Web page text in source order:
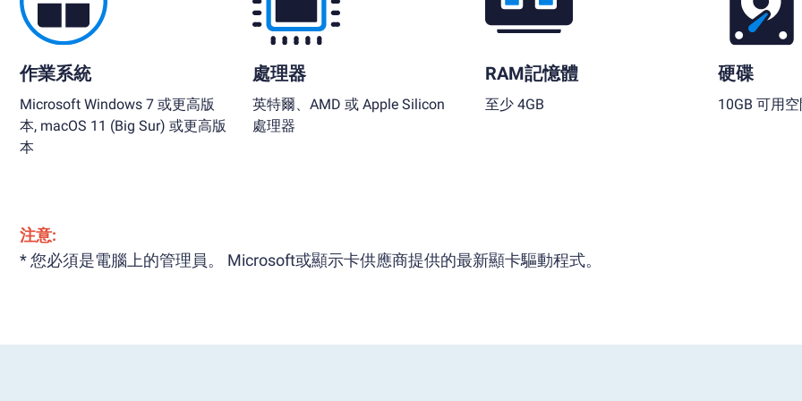
作業系統
Microsoft Windows 7 或更高版
本, macOS 11 (Big Sur) 或更高版
本
處理器
英特爾、AMD 或 Apple Silicon
處理器
RAM記憶體
至少 4GB
硬碟
10GB 可用
注意:
* 您必須是電腦上的管理員。 Microsoft或顯示卡供應商提供的最新顯卡驅動程式。